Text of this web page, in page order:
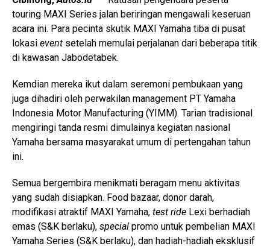
touring MAXI Series jalan beriringan mengawali keseruan
acara ini. Para pecinta skutik MAXI Yamaha tiba di pusat
lokasi event setelah memulai perjalanan dari beberapa titik
di kawasan Jabodetabek.
Kemdian mereka ikut dalam seremoni pembukaan yang
juga dihadiri oleh perwakilan management PT Yamaha
Indonesia Motor Manufacturing (YIMM). Tarian tradisional
mengiringi tanda resmi dimulainya kegiatan nasional
Yamaha bersama masyarakat umum di pertengahan tahun
ini.
Semua bergembira menikmati beragam menu aktivitas
yang sudah disiapkan. Food bazaar, donor darah,
modifikasi atraktif MAXI Yamaha, test ride Lexi berhadiah
emas (S&K berlaku), special promo untuk pembelian MAXI
Yamaha Series (S&K berlaku), dan hadiah-hadiah eksklusif